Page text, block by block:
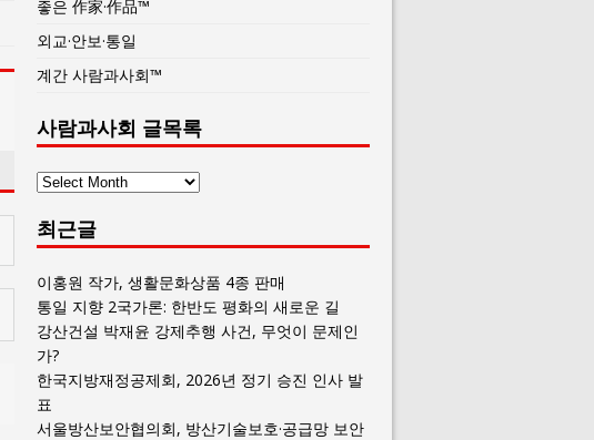
좋은 作家·作品™
외교·안보·통일
계간 사람과사회™
사람과사회 글목록
사
과
사
회
글
목
록
최근글
이홍원 작가, 생활문화상품 4종 판매
통일 지향 2국가론: 한반도 평화의 새로운 길
강산건설 박재윤 강제추행 사건, 무엇이 문제인
가?
한국지방재정공제회, 2026년 정기 승진 인사 발
표
서울방산보안협의회, 방산기술보호·공급망 보안